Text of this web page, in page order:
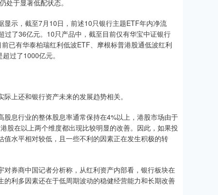
于显著低配状态。
示，截至7月10日，前述10只银行主题ETF年内净流
了36亿元。10只产品中，截至目前仅有华宝中证银行
已有华泰柏瑞红利低波ETF、摩根标普港股通低波红利
过了1000亿元。
上还和银行资产未来的发展趋势相关。
息行业的整体股息率通常保持在4%以上，港股市场由于
股在以上两个维度都出现比较明显的改善。因此，如果投
水平相对较低，且一些不利的因素正在发生积极的转
券商中国记者分析称，从红利资产内部看，银行板块在
利多因素还在于低周期波动的稳健经营能力和长期改善